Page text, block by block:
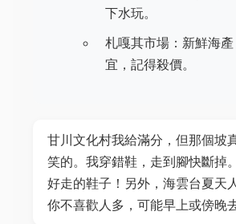
下水玩。
札嘎其市場：新鮮海
宜，記得殺價。
甘川文化村我給滿分，但那個坡
笑的。我穿錯鞋，走到腳快斷掉
好走的鞋子！另外，海雲台夏天
你不喜歡人多，可能早上或傍晚